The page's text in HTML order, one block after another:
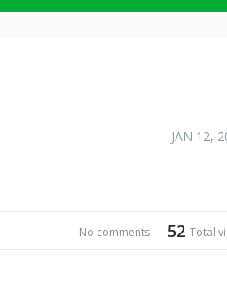
JAN 12,
52 Total
No comments